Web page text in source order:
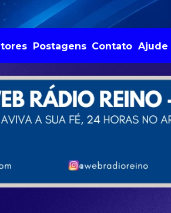
Postagens Contato Ajude